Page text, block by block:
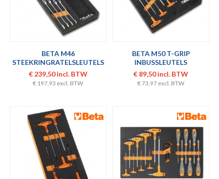
BETA M46
STEEKRINGRATELSLEUTELS
€ 239,50 incl. BTW
€ 197,93 excl. BTW
BETA M50 T-GRIP
INBUSSLEUTELS
€ 89,50 incl. BTW
€ 73,97 excl. BTW